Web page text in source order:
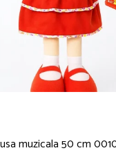
muzicala 50 cm